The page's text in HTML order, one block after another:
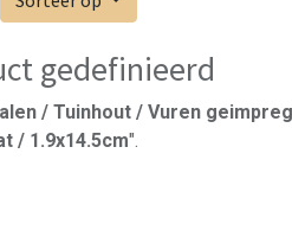
gedefinieerd
/ Tuinhout / Vuren
/ 1.9x14.5cm".